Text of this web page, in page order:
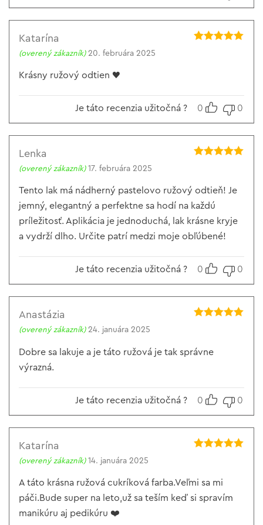
Katarína
(overený zákazník) 20. februára 2025
Krásny ružový odtien ♥️
Je táto recenzia užitočná ? 0 0
Lenka
(overený zákazník) 17. februára 2025
Tento lak má nádherný pastelovo ružový odtieň! Je
jemný, elegantný a perfektne sa hodí na každú
príležitosť. Aplikácia je jednoduchá, lak krásne kryje
a vydrží dlho. Určite patrí medzi moje obľúbené!
Je táto recenzia užitočná ? 0 0
Anastázia
(overený zákazník) 24. januára 2025
Dobre sa lakuje a je táto ružová je tak správne
výrazná.
Je táto recenzia užitočná ? 0 0
Katarína
(overený zákazník) 14. januára 2025
A táto krásna ružová cukríková farba.Veľmi sa mi
páči.Bude super na leto,už sa teším keď si spravím
manikúru aj pedikúru ❤️